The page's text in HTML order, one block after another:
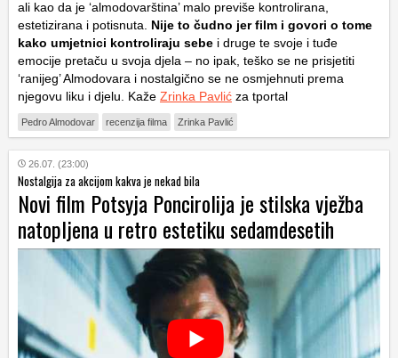
ali kao da je ‘almodovarština’ malo previše kontrolirana,
estetizirana i potisnuta. Nije to čudno jer film i govori o tome
kako umjetnici kontroliraju sebe i druge te svoje i tuđe
emocije pretaču u svoja djela – no ipak, teško se ne prisjetiti
‘ranijeg’ Almodovara i nostalgično se ne osmjehnuti prema
njegovu liku i djelu. Kaže Zrinka Pavlić za tportal
Pedro Almodovar recenzija filma Zrinka Pavlić
26.07. (23:00)
Nostalgija za akcijom kakva je nekad bila
Novi film Potsyja Poncirolija je stilska vježba
natopljena u retro estetiku sedamdesetih